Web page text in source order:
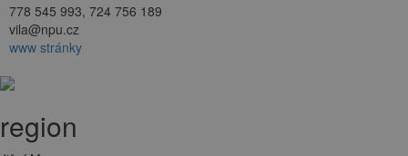
778 545 993, 724 756 189
vila@npu.cz
www stránky
region